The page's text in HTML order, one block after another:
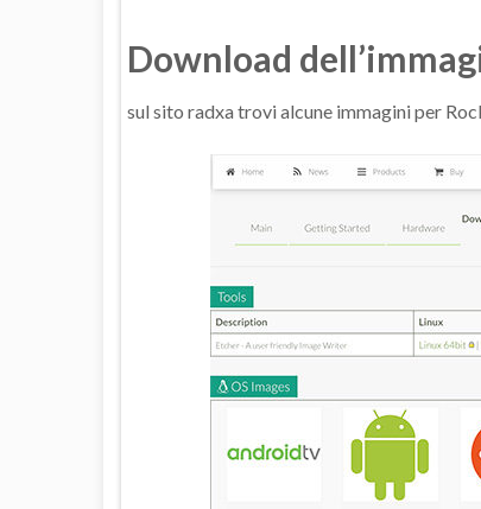
Download
sul sito radxa trovi alcune immagini per